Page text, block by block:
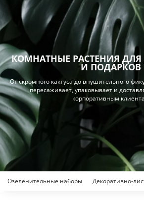
КОМНАТНЫЕ РАСТЕНИЯ
И ПОДАРКОВ
От скромного кактуса до внушительного
пересаживает, упаковывает и
корпоративным
Озеленительные наборы Декоративно-